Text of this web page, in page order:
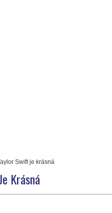
Swift je krásná
Krásná